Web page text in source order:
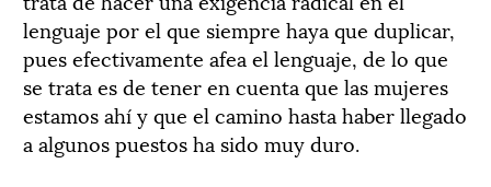
lenguaje por el que siempre haya que duplicar,
pues efectivamente afea el lenguaje, de lo que
se trata es de tener en cuenta que las mujeres
estamos ahí y que el camino hasta haber llegado
a algunos puestos ha sido muy duro.